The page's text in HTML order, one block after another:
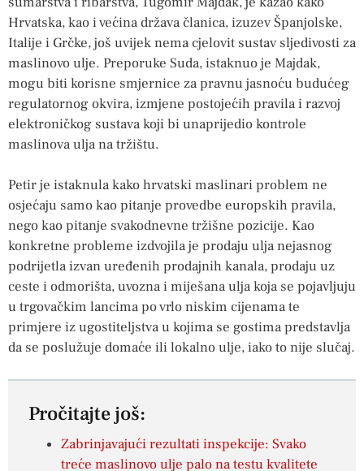
Hrvatska, kao i većina država članica, izuzev Španjolske,
Italije i Grčke, još uvijek nema cjelovit sustav sljedivosti za
maslinovo ulje. Preporuke Suda, istaknuo je Majdak,
mogu biti korisne smjernice za pravnu jasnoću budućeg
regulatornog okvira, izmjene postojećih pravila i razvoj
elektroničkog sustava koji bi unaprijedio kontrole
maslinova ulja na tržištu.
Petir je istaknula kako hrvatski maslinari problem ne
osjećaju samo kao pitanje provedbe europskih pravila,
nego kao pitanje svakodnevne tržišne pozicije. Kao
konkretne probleme izdvojila je prodaju ulja nejasnog
podrijetla izvan uređenih prodajnih kanala, prodaju uz
ceste i odmorišta, uvozna i miješana ulja koja se pojavljuju
u trgovačkim lancima po vrlo niskim cijenama te
primjere iz ugostiteljstva u kojima se gostima predstavlja
da se poslužuje domaće ili lokalno ulje, iako to nije slučaj.
Pročitajte još:
Zabrinjavajući rezultati inspekcije: Svako
treće maslinovo ulje palo na testu kvalitete